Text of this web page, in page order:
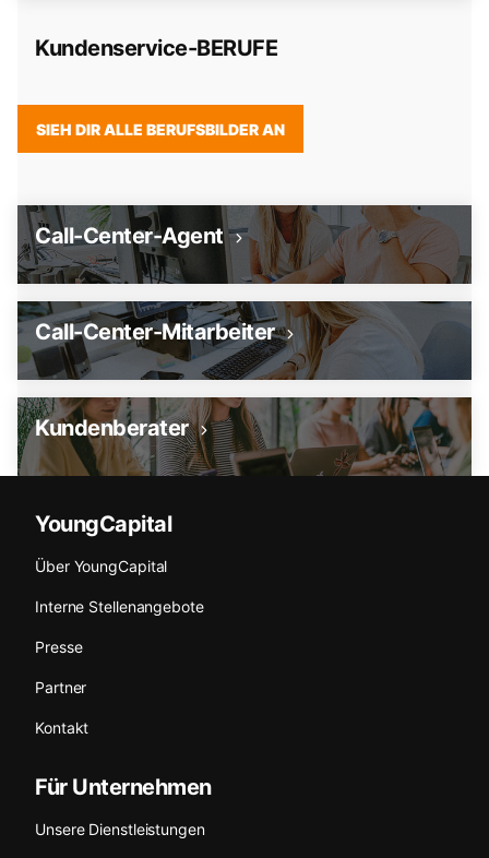
Kundenservice-BERUFE
SIEH DIR ALLE BERUFSBILDER AN
Call-Center-Agent
Call-Center-Mitarbeiter
Kundenberater
YoungCapital
Über YoungCapital
Interne Stellenangebote
Presse
Partner
Kontakt
Für Unternehmen
Unsere Dienstleistungen